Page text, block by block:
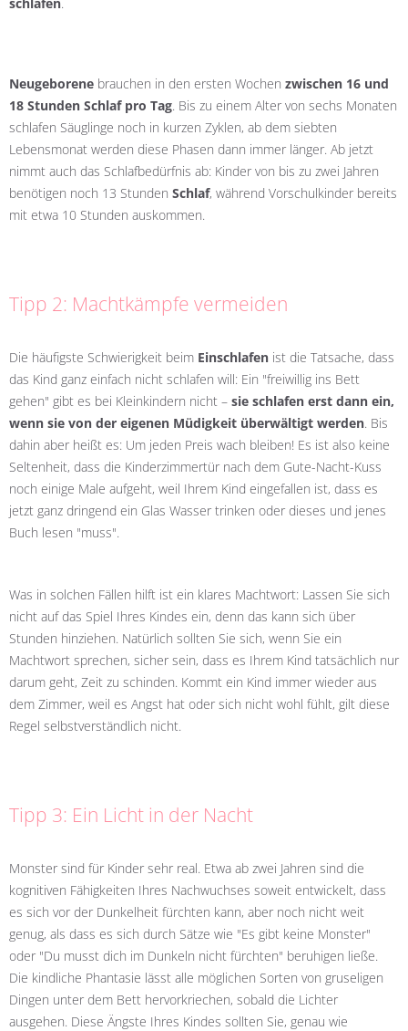
Neugeborene brauchen in den ersten Wochen zwischen 16 und
18 Stunden Schlaf pro Tag. Bis zu einem Alter von sechs Monaten
schlafen Säuglinge noch in kurzen Zyklen, ab dem siebten
Lebensmonat werden diese Phasen dann immer länger. Ab jetzt
nimmt auch das Schlafbedürfnis ab: Kinder von bis zu zwei Jahren
benötigen noch 13 Stunden Schlaf, während Vorschulkinder bereits
mit etwa 10 Stunden auskommen.
Tipp 2: Machtkämpfe vermeiden
Die häufigste Schwierigkeit beim Einschlafen ist die Tatsache, dass
das Kind ganz einfach nicht schlafen will: Ein "freiwillig ins Bett
gehen" gibt es bei Kleinkindern nicht – sie schlafen erst dann ein,
wenn sie von der eigenen Müdigkeit überwältigt werden. Bis
dahin aber heißt es: Um jeden Preis wach bleiben! Es ist also keine
Seltenheit, dass die Kinderzimmertür nach dem Gute-Nacht-Kuss
noch einige Male aufgeht, weil Ihrem Kind eingefallen ist, dass es
jetzt ganz dringend ein Glas Wasser trinken oder dieses und jenes
Buch lesen "muss".
Was in solchen Fällen hilft ist ein klares Machtwort: Lassen Sie sich
nicht auf das Spiel Ihres Kindes ein, denn das kann sich über
Stunden hinziehen. Natürlich sollten Sie sich, wenn Sie ein
Machtwort sprechen, sicher sein, dass es Ihrem Kind tatsächlich nur
darum geht, Zeit zu schinden. Kommt ein Kind immer wieder aus
dem Zimmer, weil es Angst hat oder sich nicht wohl fühlt, gilt diese
Regel selbstverständlich nicht.
Tipp 3: Ein Licht in der Nacht
Monster sind für Kinder sehr real. Etwa ab zwei Jahren sind die
kognitiven Fähigkeiten Ihres Nachwuchses soweit entwickelt, dass
es sich vor der Dunkelheit fürchten kann, aber noch nicht weit
genug, als dass es sich durch Sätze wie "Es gibt keine Monster"
oder "Du musst dich im Dunkeln nicht fürchten" beruhigen ließe.
Die kindliche Phantasie lässt alle möglichen Sorten von gruseligen
Dingen unter dem Bett hervorkriechen, sobald die Lichter
ausgehen. Diese Ängste Ihres Kindes sollten Sie, genau wie